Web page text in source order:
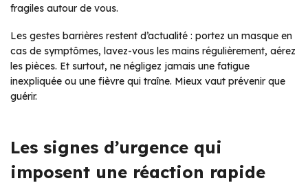
fragiles autour de vous.
Les gestes barrières restent d’actualité : portez un masque en
cas de symptômes, lavez-vous les mains régulièrement, aérez
les pièces. Et surtout, ne négligez jamais une fatigue
inexpliquée ou une fièvre qui traîne. Mieux vaut prévenir que
guérir.
Les signes d’urgence qui
imposent une réaction rapide